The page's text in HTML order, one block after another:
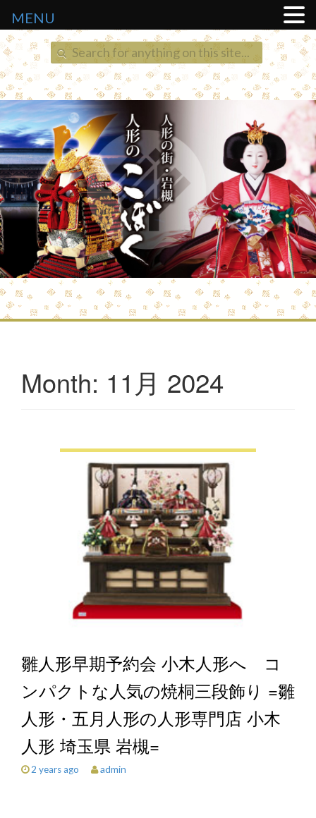
Search
for:
Month: 11月 2024
雛人形早期予約会 小木人形へ コ
ンパクトな人気の焼桐三段飾り =雛
人形・五月人形の人形専門店 小木
人形 埼玉県 岩槻=
2 years ago admin
MENU